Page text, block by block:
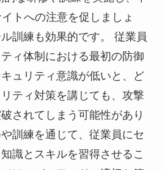
トへの注意を促しましょ
訓練も効果的です。 従業員
ィ体制における最初の防御
ュリティ意識が低いと、ど
ティ対策を講じても、攻撃
されてしまう可能性があり
訓練を通じて、従業員にセ
識とスキルを習得させるこ